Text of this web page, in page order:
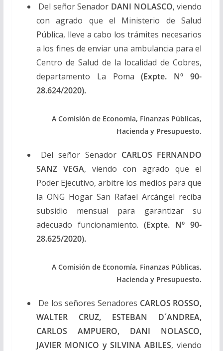
Del señor Senador DANI NOLASCO, viendo
con agrado que el Ministerio de Salud
Pública, lleve a cabo los trámites necesarios
a los fines de enviar una ambulancia para el
Centro de Salud de la localidad de Cobres,
departamento La Poma (Expte. Nº 90-
28.624/2020).
A Comisión de Economía, Finanzas Públicas,
Hacienda y Presupuesto.
Del señor Senador CARLOS FERNANDO
SANZ VEGA, viendo con agrado que el
Poder Ejecutivo, arbitre los medios para que
la ONG Hogar San Rafael Arcángel reciba
subsidio mensual para garantizar su
adecuado funcionamiento. (Expte. Nº 90-
28.625/2020).
A Comisión de Economía, Finanzas Públicas,
Hacienda y Presupuesto.
De los señores Senadores CARLOS ROSSO,
WALTER CRUZ, ESTEBAN D´ANDREA,
CARLOS AMPUERO, DANI NOLASCO,
JAVIER MONICO y SILVINA ABILES, viendo